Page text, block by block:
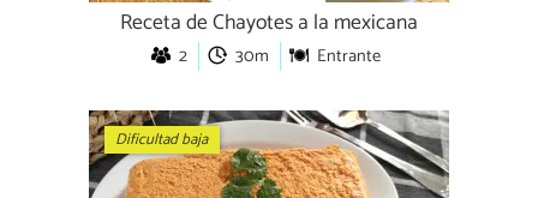
Receta de Chayotes a la mexicana
2 30m Entrante
Dificultad baja